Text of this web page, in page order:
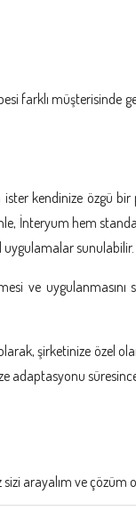
farklı müşterisinde
kendinize özgü
İnteryum hem
sunulabilir.
ve
şirketinize özel
adaptasyonu
arayalım ve çözüm